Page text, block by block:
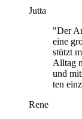
Jutta
"Der
eine
stützt
Alltag
und
ten
Rene